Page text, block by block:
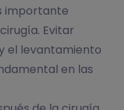
importante
Evitar
el levantamiento
en las